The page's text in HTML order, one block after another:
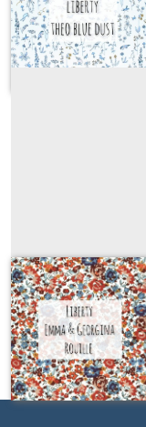
Sur demande
Liberty Emma et
rouille
Sur demande